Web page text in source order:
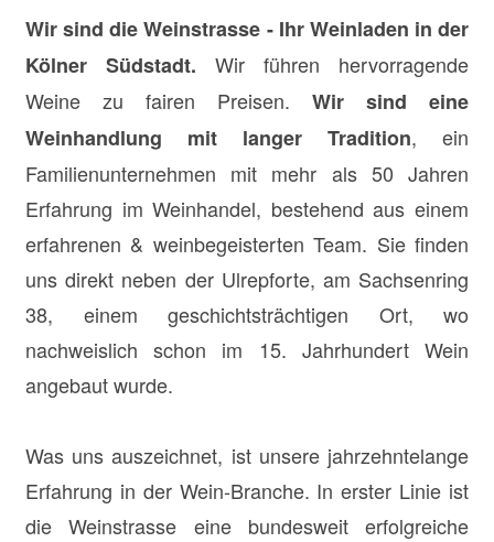
Wir sind die Weinstrasse - Ihr Weinladen in der
Kölner Südstadt. Wir führen hervorragende
Weine zu fairen Preisen. Wir sind eine
Weinhandlung mit langer Tradition, ein
Familienunternehmen mit mehr als 50 Jahren
Erfahrung im Weinhandel, bestehend aus einem
erfahrenen & weinbegeisterten Team. Sie finden
uns direkt neben der Ulrepforte, am Sachsenring
38, einem geschichtsträchtigen Ort, wo
nachweislich schon im 15. Jahrhundert Wein
angebaut wurde.
Was uns auszeichnet, ist unsere jahrzehntelange
Erfahrung in der Wein-Branche. In erster Linie ist
die Weinstrasse eine bundesweit erfolgreiche